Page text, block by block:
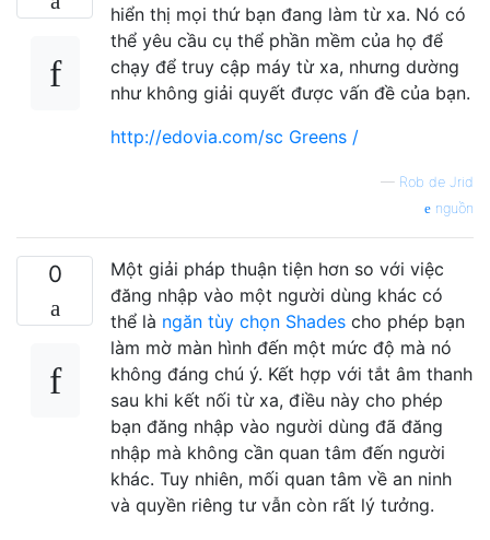
hiển thị mọi thứ bạn đang làm từ xa. Nó có
thể yêu cầu cụ thể phần mềm của họ để
chạy để truy cập máy từ xa, nhưng dường
như không giải quyết được vấn đề của bạn.
http://edovia.com/sc Greens /
— Rob de Jrid
nguồn
0
Một giải pháp thuận tiện hơn so với việc
đăng nhập vào một người dùng khác có
thể là ngăn tùy chọn Shades cho phép bạn
làm mờ màn hình đến một mức độ mà nó
không đáng chú ý. Kết hợp với tắt âm thanh
sau khi kết nối từ xa, điều này cho phép
bạn đăng nhập vào người dùng đã đăng
nhập mà không cần quan tâm đến người
khác. Tuy nhiên, mối quan tâm về an ninh
và quyền riêng tư vẫn còn rất lý tưởng.